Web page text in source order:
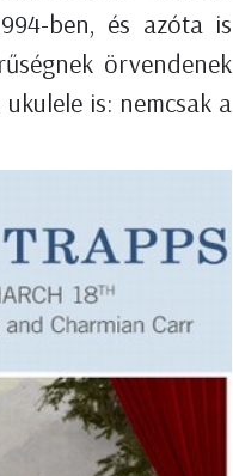
ben, és azóta is
örvendenek
is: nemcsak a